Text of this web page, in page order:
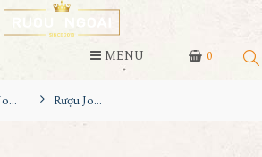
0
MENU
Rượu Johnnie walker Rượu Johnnie Walker Red Label Icon 2022